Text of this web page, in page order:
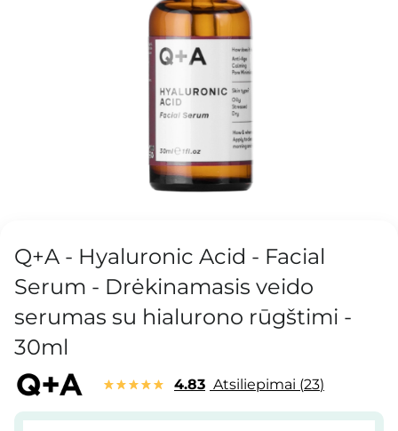
Q+A - Hyaluronic Acid - Facial
Serum - Drėkinamasis veido
serumas su hialurono rūgštimi -
30ml
4.83 Atsiliepimai 23